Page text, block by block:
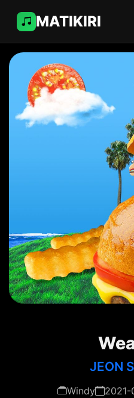
MATIKIRI
JEON
Windy 2021-